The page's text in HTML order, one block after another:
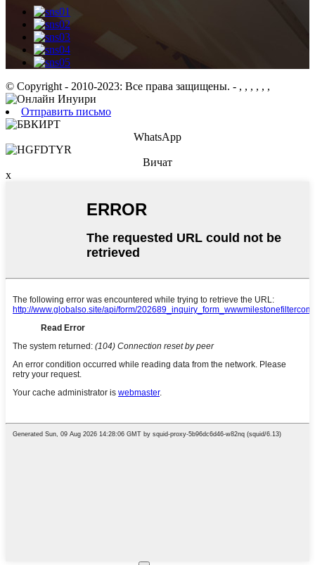
© Copyright - 2010-2023: Все права защищены. - , , , , , ,
Отправить письмо
WhatsApp
Вичат
x